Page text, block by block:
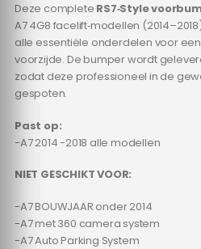
Deze complete RS7‑Style
A7 4G8 facelift‑modellen
alle essentiële onderdelen voor
voorzijde. De bumper wordt
zodat deze professioneel in de
gespoten.
Past op:
-A7 2014 -2018 alle modellen
NIET GESCHIKT VOOR:
-A7 BOUWJAAR onder 2014
-A7 met 360 camera system
-A7 Auto Parking System